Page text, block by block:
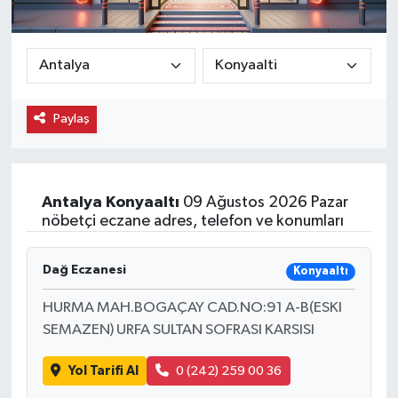
Paylaş
Antalya Konyaaltı 09 Ağustos 2026 Pazar
nöbetçi eczane adres, telefon ve konumları
Dağ Eczanesi Konyaaltı
HURMA MAH.BOGAÇAY CAD.NO:91 A-B(ESKI
SEMAZEN) URFA SULTAN SOFRASI KARSISI
Yol Tarifi Al 0 (242) 259 00 36
Ekonomi
Eleman
Emlak
Gurme
İlçe Haberleri